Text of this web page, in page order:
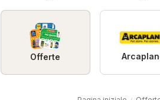
Offerte